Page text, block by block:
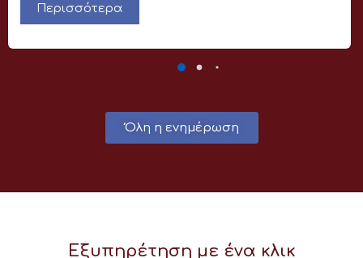
Περισσότερα
Όλη η ενημέρωση
Εξυπηρέτηση με ένα κλικ